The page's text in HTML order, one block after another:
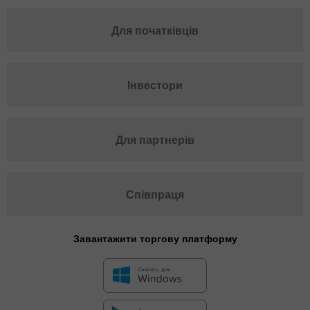
Для початківців
Інвестори
Для партнерів
Співпраця
Завантажити торгову платформу